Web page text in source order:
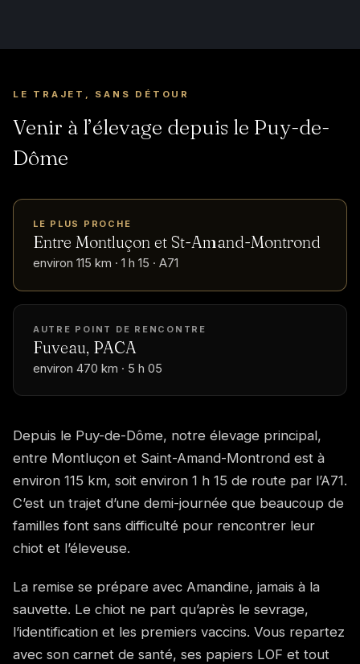
LE TRAJET, SANS DÉTOUR
Venir à l’élevage depuis le Puy-de-
Dôme
LE PLUS PROCHE
Entre Montluçon et St-Amand-Montrond
environ 115 km · 1 h 15 · A71
AUTRE POINT DE RENCONTRE
Fuveau, PACA
environ 470 km · 5 h 05
Depuis le Puy-de-Dôme, notre élevage principal,
entre Montluçon et Saint-Amand-Montrond est à
environ 115 km, soit environ 1 h 15 de route par l’A71.
C’est un trajet d’une demi-journée que beaucoup de
familles font sans difficulté pour rencontrer leur
chiot et l’éleveuse.
La remise se prépare avec Amandine, jamais à la
sauvette. Le chiot ne part qu’après le sevrage,
l’identification et les premiers vaccins. Vous repartez
avec son carnet de santé, ses papiers LOF et tout